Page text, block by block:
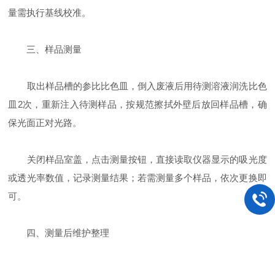
量需执行基线校准。
三、样品测量
取出样品槽的参比比色皿，倒入废液后用待测溶液润洗比色
皿2次，重新注入待测样品，按规范擦拭外壁后放回样品槽，确
保‌光面正对光路‌。
关闭样品室盖，点击测量按钮，直接读取仪器显示的吸光度
或透光率数值，记录测量结果；若需测量多个样品，依次更换即
可。
四、测量后维护整理